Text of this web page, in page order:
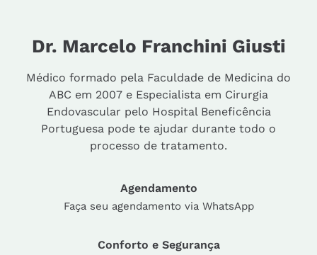
Dr. Marcelo Franchini Giusti
Médico formado pela Faculdade de Medicina do
ABC em 2007 e Especialista em Cirurgia
Endovascular pelo Hospital Beneficência
Portuguesa pode te ajudar durante todo o
processo de tratamento.
Agendamento
Faça seu agendamento via WhatsApp
Conforto e Segurança